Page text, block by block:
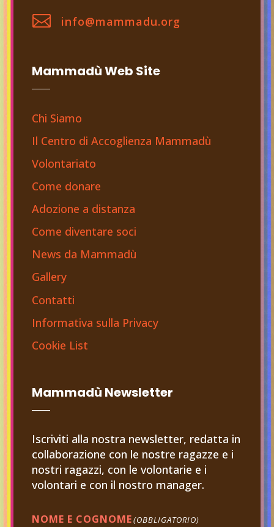
 info@mammadu.org
Mammadù Web Site
Chi Siamo
Il Centro di Accoglienza Mammadù
Volontariato
Come donare
Adozione a distanza
Come diventare soci
News da Mammadù
Gallery
Contatti
Informativa sulla Privacy
Cookie List
Mammadù Newsletter
Iscriviti alla nostra newsletter, redatta in
collaborazione con le nostre ragazze e i
nostri ragazzi, con le volontarie e i
volontari e con il nostro manager.
NOME E COGNOME(OBBLIGATORIO)